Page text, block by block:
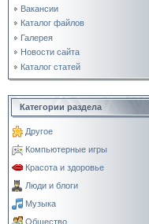
Вакансии
Каталог файлов
Галерея
Новости сайта
Каталог статей
Категории раздела
Другое
Компьютерные игры
Красота и здоровье
Люди и блоги
Музыка
Общество